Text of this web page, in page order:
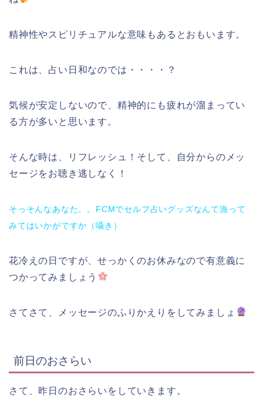
精神性やスピリチュアルな意味もあるとおもいます。
これは、占い日和なのでは・・・・？
気候が安定しないので、精神的にも疲れが溜まってい
る方が多いと思います。
そんな時は、リフレッシュ！そして、自分からのメッ
セージをお聴き逃しなく！
そっそんなあなた。。FCMでセルフ占いグッズなんて漁って
みてはいかがですか（囁き）
花冷えの日ですが、せっかくのお休みなので有意義に
つかってみましょう
さてさて、メッセージのふりかえりをしてみましょ
前日のおさらい
さて、昨日のおさらいをしていきます。